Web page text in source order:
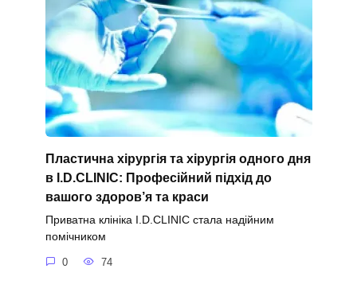
Пластична хірургія та хірургія одного дня
в I.D.CLINIC: Професійний підхід до
вашого здоров’я та краси
Приватна клініка I.D.CLINIC стала надійним
помічником
0 74